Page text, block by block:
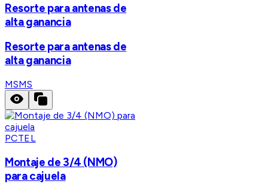
Resorte para antenas de
alta ganancia
Resorte para antenas de
alta ganancia
MSMS
PCTEL
Montaje de 3/4 (NMO)
para cajuela